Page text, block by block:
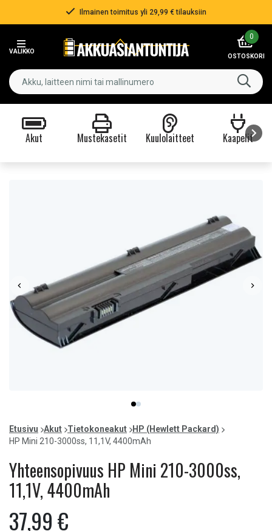
Ilmainen toimitus yli 29,99 € tilauksiin
VALIKKO
0
OSTOSKORI
Akut Mustekasetit Kuulolaitteet Kaapelit
item
0
item
1
of
2
Etusivu Akut Tietokoneakut
HP (Hewlett Packard)
HP Mini 210-3000ss, 11,1V, 4400mAh
Yhteensopivuus HP Mini 210-3000ss,
11,1V, 4400mAh
37,99 €